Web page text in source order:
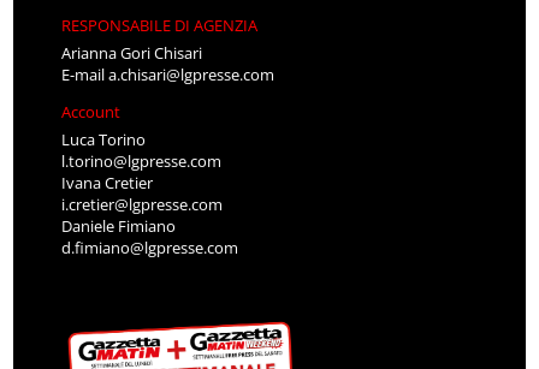
RESPONSABILE DI AGENZIA
Arianna Gori Chisari
E-maila.chisari@lgpresse.com
Account
Luca Torino
l.torino@lgpresse.com
Ivana Cretier
i.cretier@lgpresse.com
Daniele Fimiano
d.fimiano@lgpresse.com